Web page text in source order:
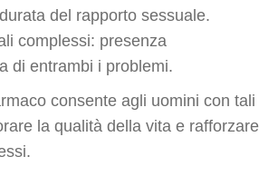
del rapporto sessuale.
complessi: presenza
di entrambi i problemi.
consente agli uomini con tali
la qualità della vita e rafforzare